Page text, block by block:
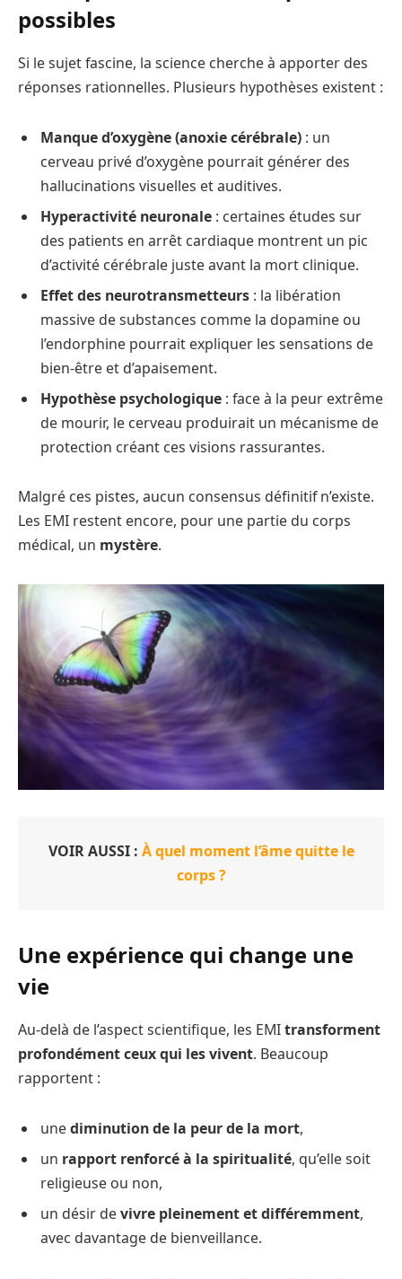
possibles
Si le sujet fascine, la science cherche à apporter des
réponses rationnelles. Plusieurs hypothèses existent :
Manque d’oxygène (anoxie cérébrale) : un
cerveau privé d’oxygène pourrait générer des
hallucinations visuelles et auditives.
Hyperactivité neuronale : certaines études sur
des patients en arrêt cardiaque montrent un pic
d’activité cérébrale juste avant la mort clinique.
Effet des neurotransmetteurs : la libération
massive de substances comme la dopamine ou
l’endorphine pourrait expliquer les sensations de
bien-être et d’apaisement.
Hypothèse psychologique : face à la peur extrême
de mourir, le cerveau produirait un mécanisme de
protection créant ces visions rassurantes.
Malgré ces pistes, aucun consensus définitif n’existe.
Les EMI restent encore, pour une partie du corps
médical, un mystère.
VOIR AUSSI : À quel moment l’âme quitte le
corps ?
Une expérience qui change une
vie
Au-delà de l’aspect scientifique, les EMItransforment
profondément ceux qui les vivent. Beaucoup
rapportent :
unediminution de la peur de la mort,
un rapport renforcé à la spiritualité, qu’elle soit
religieuse ou non,
un désir devivre pleinement et différemment,
avec davantage de bienveillance.